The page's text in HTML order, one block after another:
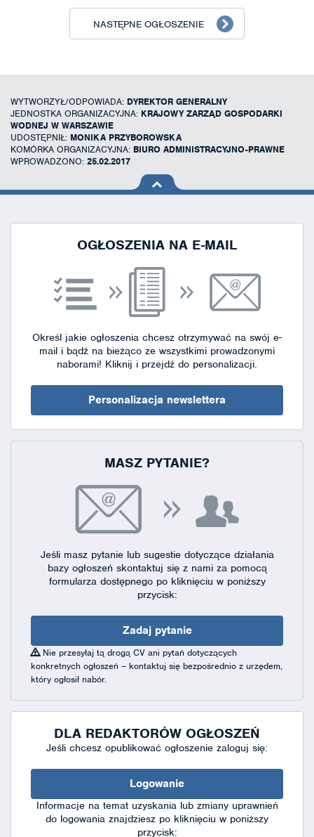
NASTĘPNE OGŁOSZENIE
WYTWORZYŁ/ODPOWIADA: DYREKTOR GENERALNY
JEDNOSTKA ORGANIZACYJNA: KRAJOWY ZARZĄD GOSPODARKI
WODNEJ W WARSZAWIE
UDOSTĘPNIŁ: MONIKA PRZYBOROWSKA
KOMÓRKA ORGANIZACYJNA: BIURO ADMINISTRACYJNO-PRAWNE
WPROWADZONO: 25.02.2017
na górę
OGŁOSZENIA NA E-MAIL
Określ jakie ogłoszenia chcesz otrzymywać na swój e-
mail i bądź na bieżąco ze wszystkimi prowadzonymi
naborami! Kliknij i przejdź do personalizacji.
Personalizacja newslettera
MASZ PYTANIE?
Jeśli masz pytanie lub sugestie dotyczące działania
bazy ogłoszeń skontaktuj się z nami za pomocą
formularza dostępnegopo kliknięciu w poniższy
przycisk:
Zadaj pytanie
Nie przesyłaj tą drogą CV ani pytań dotyczących
konkretnych ogłoszeń – kontaktuj się bezpośrednio z urzędem,
który ogłosił nabór.
DLA REDAKTORÓW OGŁOSZEŃ
Jeśli chcesz opublikować ogłoszenie zaloguj się:
Logowanie
Informacje na temat uzyskania lub zmiany uprawnień
do logowania znajdziesz po kliknięciu w poniższy
przycisk: